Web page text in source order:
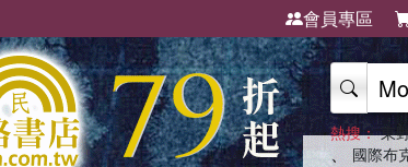
會員專區
熱搜： 東
、 國際布